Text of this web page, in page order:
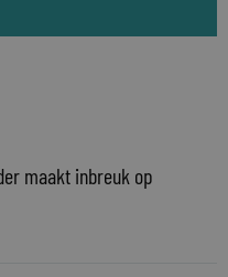
maakt inbreuk op